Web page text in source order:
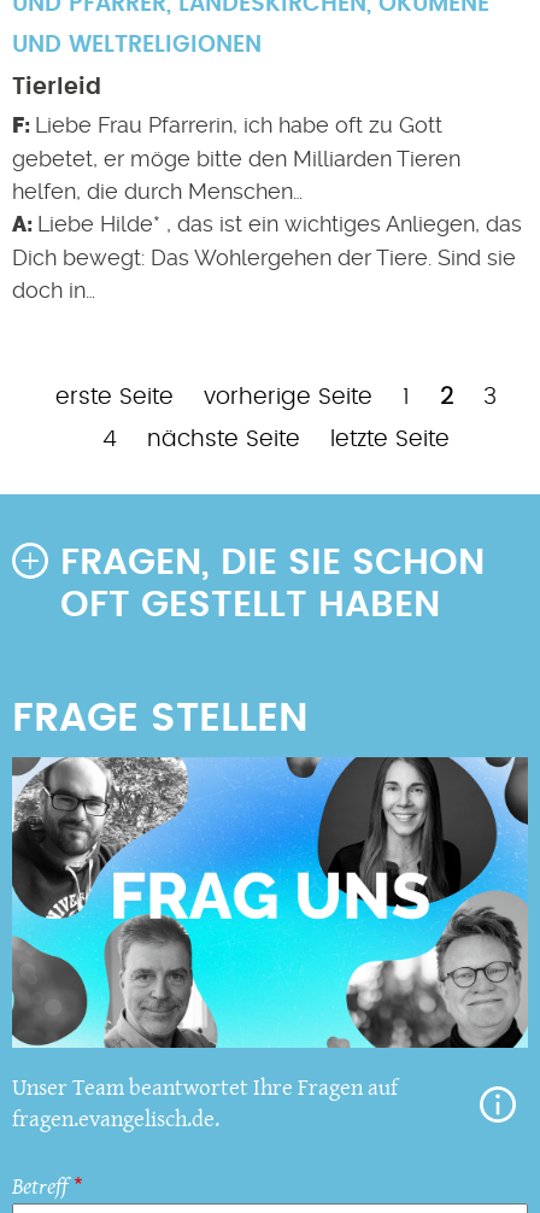
UND WELTRELIGIONEN
Tierleid
Liebe Frau Pfarrerin, ich habe oft zu Gott
gebetet, er möge bitte den Milliarden Tieren
helfen, die durch Menschen…
Liebe Hilde* , das ist ein wichtiges Anliegen, das
Dich bewegt: Das Wohlergehen der Tiere. Sind sie
doch in…
Seitennummerierung
Erste
Seite
erste Seite
Vorherige
Seite
vorherige Seite Page
1
Aktuelle
Seite
2 3
4
Nächste
nächste Seite
Letzte
letzte Seite
FRAGEN, DIE SIE SCHON
OFT GESTELLT HABEN
Unser Team beantwortet Ihre Fragen auf
fragen.evangelisch.de.
Betreff